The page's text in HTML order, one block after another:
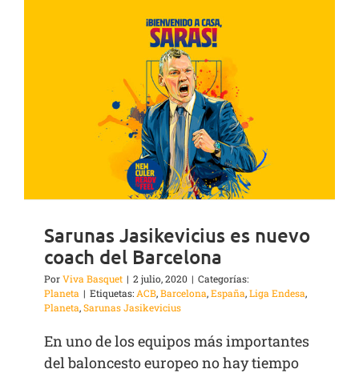
Sarunas Jasikevicius es nuevo
coach del Barcelona
PorViva Basquet | 2 julio, 2020 | Categorías:
Planeta | Etiquetas: ACB,Barcelona,España,Liga Endesa,
Planeta,Sarunas Jasikevicius
En uno de los equipos más importantes
del baloncesto europeo no hay tiempo